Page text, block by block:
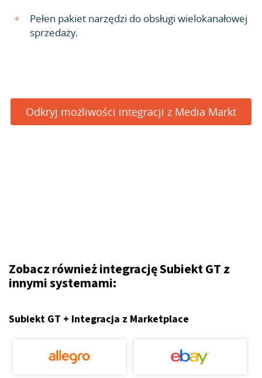
Pełen pakiet narzędzi do obsługi wielokanałowej
sprzedaży.
Odkryj możliwości integracji z Media Markt
Zobacz również integrację Subiekt GT z
innymi systemami:
Subiekt GT + Integracja z Marketplace